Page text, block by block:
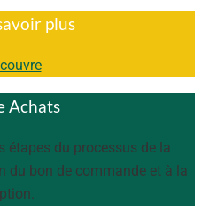
plus
Achats
étapes du processus de la
du bon de commande et à la